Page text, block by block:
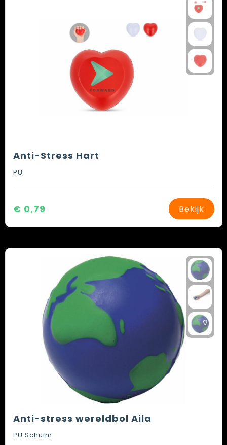
Anti-Stress Hart
PU
€ 0,79 Bekijk
Anti-stress wereldbol Aila
PU Schuim